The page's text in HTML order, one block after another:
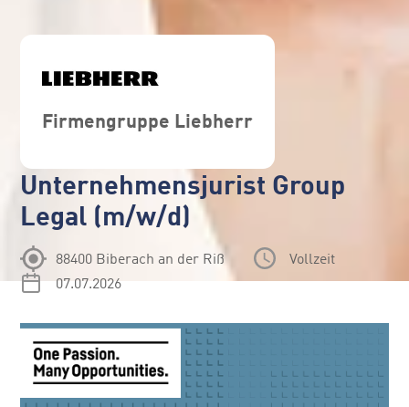
Firmengruppe Liebherr
Unternehmensjurist Group
Legal (m/w/d)
88400 Biberach an der Riß
Vollzeit
07.07.2026